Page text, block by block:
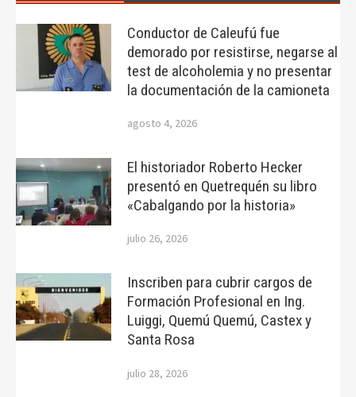
Conductor de Caleufú fue
demorado por resistirse, negarse al
test de alcoholemia y no presentar
la documentación de la camioneta
agosto 4, 2026
El historiador Roberto Hecker
presentó en Quetrequén su libro
«Cabalgando por la historia»
julio 26, 2026
Inscriben para cubrir cargos de
Formación Profesional en Ing.
Luiggi, Quemú Quemú, Castex y
Santa Rosa
julio 28, 2026